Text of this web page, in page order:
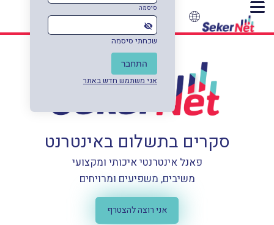
סיסמה
visibility_off
שכחתי סיסמה
התחבר
אני משתמש חדש באתר
עברית العربية English
סקרים בתשלום באינטרנט
פאנל אינטרנטי איכותי ומקצועי
משיבים, משפיעים ומרויחים
אני רוצה להצטרף